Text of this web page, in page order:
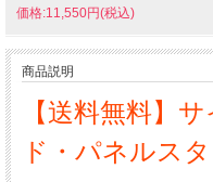
価格:11,550円(税込)
商品説明
【送料無料】
ド・パネルス